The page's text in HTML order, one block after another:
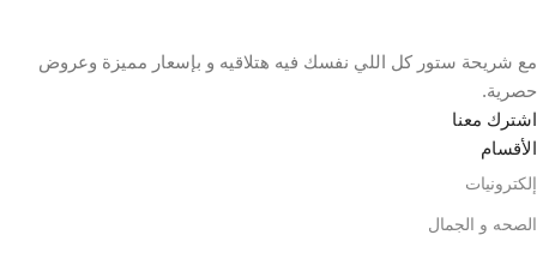
مع شريحة ستور كل اللي نفسك فيه هتلاقيه و بإسعار مميزة وعروض
حصرية.
اشترك معنا
الأقسام
إلكترونيات
الصحه و الجمال